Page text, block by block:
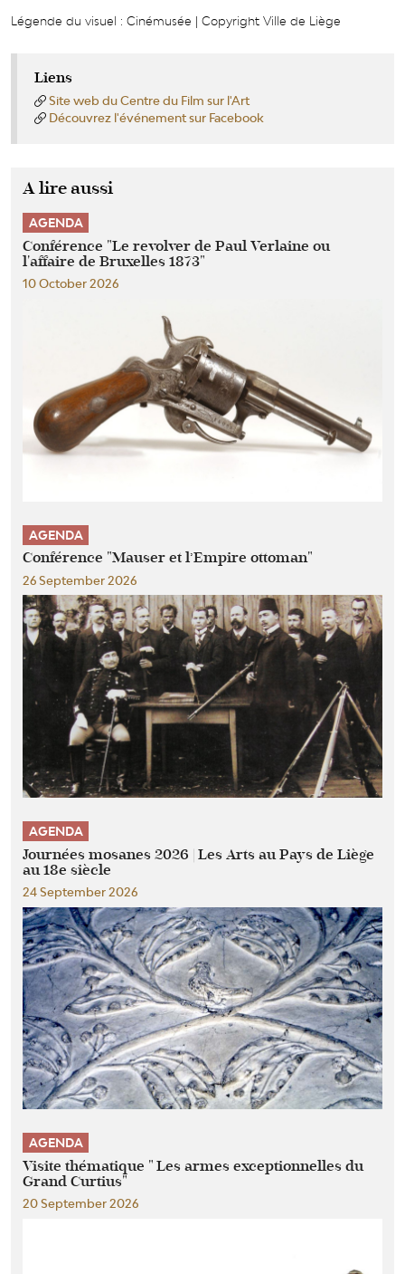
Légende du visuel : Cinémusée | Copyright Ville de Liège
Liens
Site web du Centre du Film sur l'Art
Découvrez l'événement sur Facebook
A lire aussi
AGENDA
Conférence "Le revolver de Paul Verlaine ou
l'affaire de Bruxelles 1873"
10 October 2026
AGENDA
Conférence "Mauser et l’Empire ottoman"
26 September 2026
AGENDA
Journées mosanes 2026 | Les Arts au Pays de Liège
au 18e siècle
24 September 2026
AGENDA
Visite thématique " Les armes exceptionnelles du
Grand Curtius"
20 September 2026